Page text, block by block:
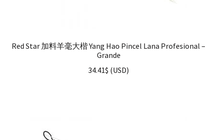
Red Star 加料羊毫大楷 Yang Hao Pincel Lana Profesional –
Grande
34.41$ (USD)